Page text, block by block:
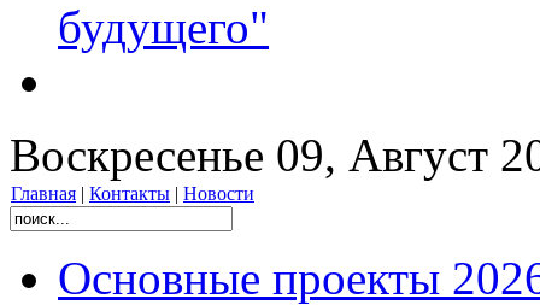
будущего"
Воскресенье 09, Август
Главная | Контакты | Новости
Основные проекты